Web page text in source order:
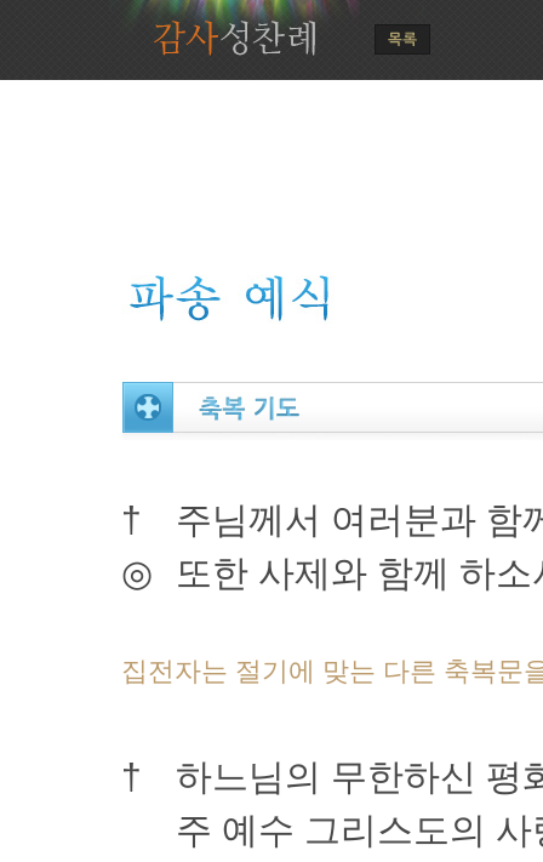
†
주님께서 여러분과 함
◎
또한 사제와 함께 하소
집전자는 절기에 맞는 다른 축복문
†
하느님의 무한하신 평
주 예수 그리스도의